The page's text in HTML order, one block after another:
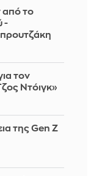
από το
-
τον
Ντόιγκ»
της Gen Z